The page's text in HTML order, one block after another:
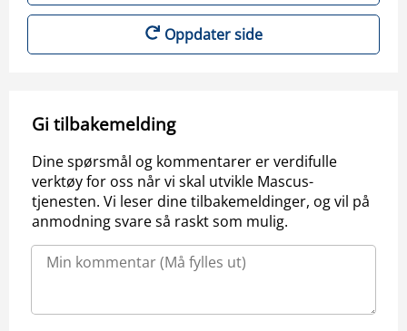
Oppdater side
Gi tilbakemelding
Dine spørsmål og kommentarer er verdifulle
verktøy for oss når vi skal utvikle Mascus-
tjenesten. Vi leser dine tilbakemeldinger, og vil på
anmodning svare så raskt som mulig.